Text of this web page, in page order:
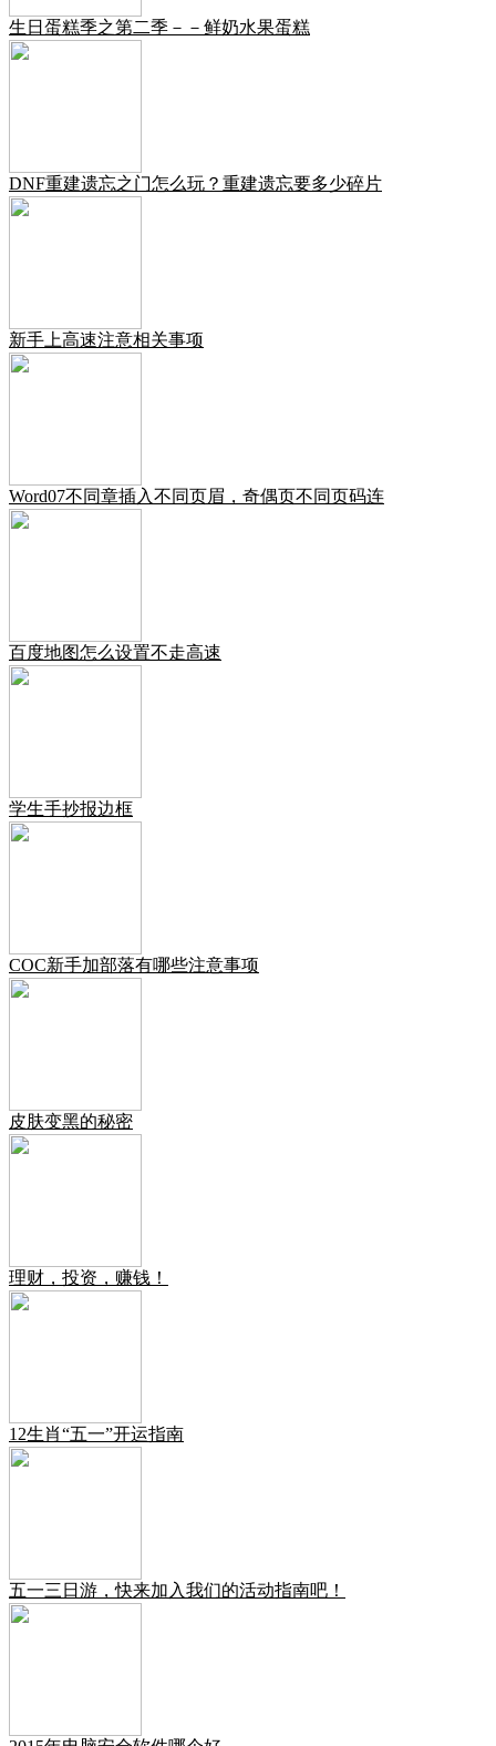
生日蛋糕季之第二季－－鲜奶水果蛋糕
DNF重建遗忘之门怎么玩？重建遗忘要多少碎片
新手上高速注意相关事项
Word07不同章插入不同页眉，奇偶页不同页码连
百度地图怎么设置不走高速
学生手抄报边框
COC新手加部落有哪些注意事项
皮肤变黑的秘密
理财，投资，赚钱！
12生肖“五一”开运指南
五一三日游，快来加入我们的活动指南吧！